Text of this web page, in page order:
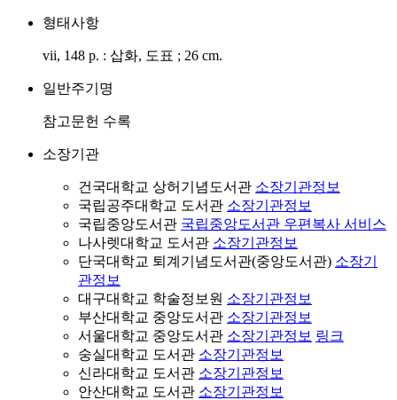
형태사항
vii, 148 p. : 삽화, 도표 ; 26 cm.
일반주기명
참고문헌 수록
소장기관
건국대학교 상허기념도서관 소장기관정보
국립공주대학교 도서관 소장기관정보
국립중앙도서관 국립중앙도서관 우편복사 서비스
나사렛대학교 도서관 소장기관정보
단국대학교 퇴계기념도서관(중앙도서관) 소장기
관정보
대구대학교 학술정보원 소장기관정보
부산대학교 중앙도서관 소장기관정보
서울대학교 중앙도서관 소장기관정보 링크
숭실대학교 도서관 소장기관정보
신라대학교 도서관 소장기관정보
안산대학교 도서관 소장기관정보